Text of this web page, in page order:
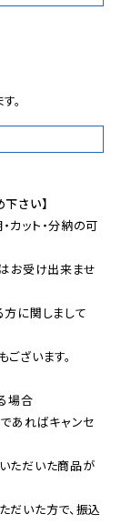
。
さい】
カット・分納の可
お受け出来ませ
方に関しまして
ざいます。
場合
あればキャンセ
ただいた商品が
だいた方で、振込